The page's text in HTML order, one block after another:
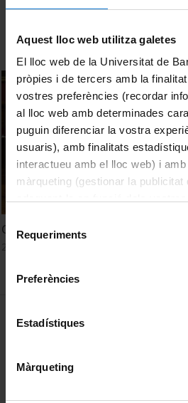
Aquest lloc web utilitza galetes
El lloc web de la Universitat de
pròpies i de tercers amb la
vostres preferències (recordar
al lloc web amb determinades
puguin diferenciar la vostra
usuaris), amb finalitats
interactueu amb el lloc web) i
màrqueting (gestionar la publicitat
consultar laPolítica de galetes
de Requeriments
Preferències
Estadístiques
Màrqueting
Ordenar
Creativity: what makes us human